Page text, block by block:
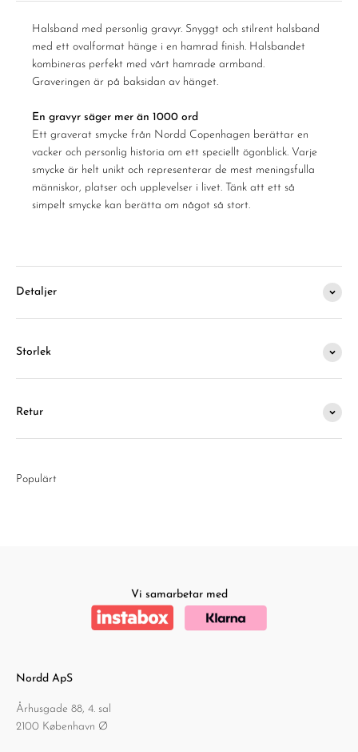
Halsband med personlig gravyr. Snyggt och stilrent halsband
med ett ovalformat hänge i en hamrad finish. Halsbandet
kombineras perfekt med vårt hamrade armband.
Graveringen är på baksidan av hänget.
En gravyr säger mer än 1000 ord
Ett graverat smycke från Nordd Copenhagen berättar en
vacker och personlig historia om ett speciellt ögonblick. Varje
smycke är helt unikt och representerar de mest meningsfulla
människor, platser och upplevelser i livet. Tänk att ett så
simpelt smycke kan berätta om något så stort.
Detaljer
Storlek
Retur
Populärt
Vi samarbetar med
Nordd ApS
Århusgade 88, 4. sal
2100 København Ø